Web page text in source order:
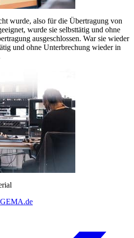
wurde, also für die Übertragung von
wurde sie selbsttätig und ohne
ausgeschlossen. War sie wieder
und ohne Unterbrechung wieder in